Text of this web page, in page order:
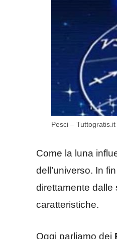
Pesci –
Come la luna
dell’universo. In
direttamente dalle
caratteristiche.
Oggi parliamo dei